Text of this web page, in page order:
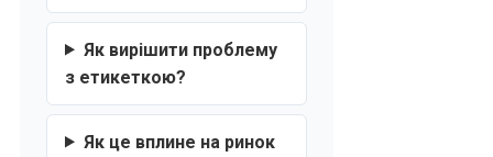
Як вирішити проблему
з етикеткою?
Як це вплине на ринок